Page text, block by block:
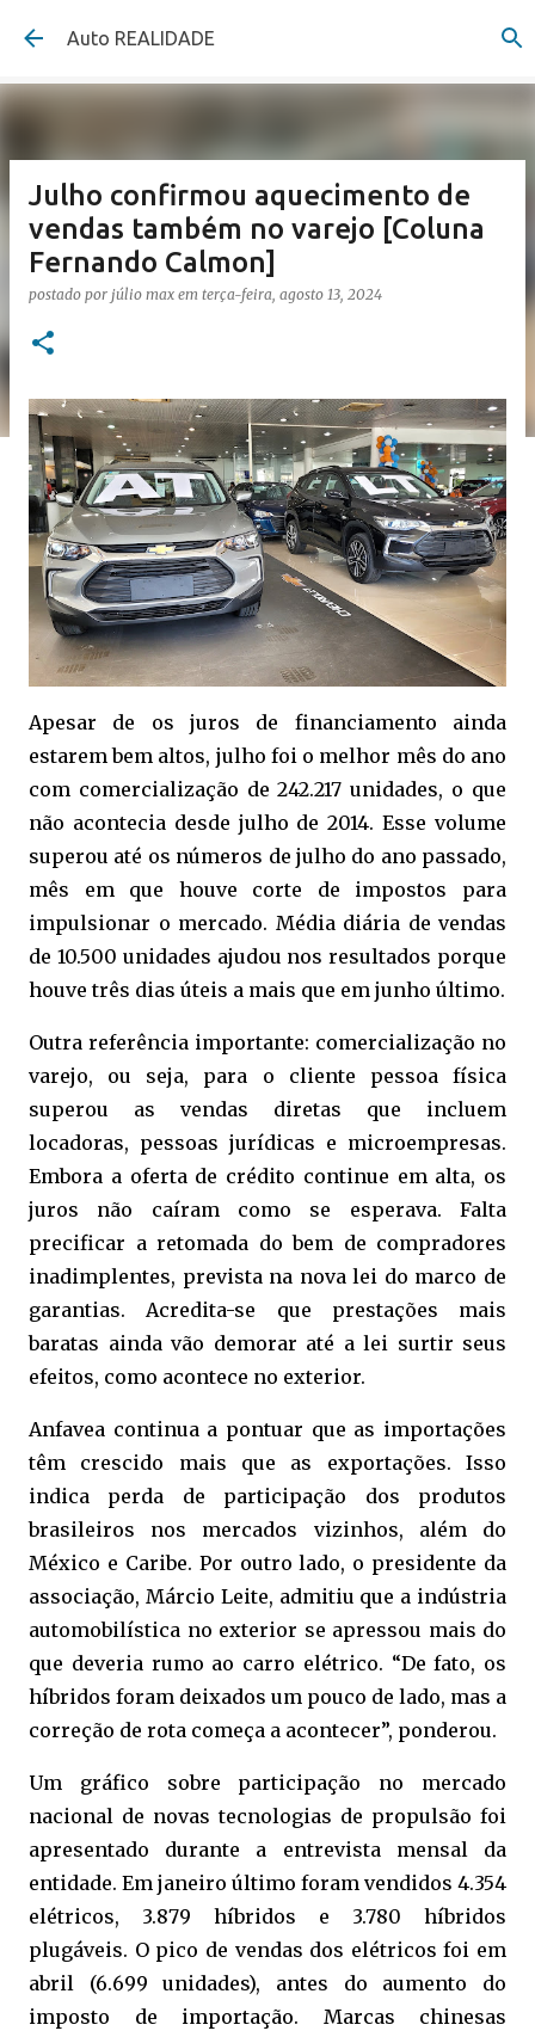
Pular para o conteúdo principal
Auto REALIDADE
Julho confirmou aquecimento de
vendas também no varejo [Coluna
Fernando Calmon]
postado por júlio max em terça-feira, agosto 13, 2024
Apesar de os juros de financiamento ainda
estarem bem altos, julho foi o melhor mês do ano
com comercialização de 242.217 unidades, o que
não acontecia desde julho de 2014. Esse volume
superou até os números de julho do ano passado,
mês em que houve corte de impostos para
impulsionar o mercado. Média diária de vendas
de 10.500 unidades ajudou nos resultados porque
houve três dias úteis a mais que em junho último.
Outra referência importante: comercialização no
varejo, ou seja, para o cliente pessoa física
superou as vendas diretas que incluem
locadoras, pessoas jurídicas e microempresas.
Embora a oferta de crédito continue em alta, os
juros não caíram como se esperava. Falta
precificar a retomada do bem de compradores
inadimplentes, prevista na nova lei do marco de
garantias. Acredita-se que prestações mais
baratas ainda vão demorar até a lei surtir seus
efeitos, como acontece no exterior.
Anfavea continua a pontuar que as importações
têm crescido mais que as exportações. Isso
indica perda de participação dos produtos
brasileiros nos mercados vizinhos, além do
México e Caribe. Por outro lado, o presidente da
associação, Márcio Leite, admitiu que a indústria
automobilística no exterior se apressou mais do
que deveria rumo ao carro elétrico. “De fato, os
híbridos foram deixados um pouco de lado, mas a
correção de rota começa a acontecer”, ponderou.
Um gráfico sobre participação no mercado
nacional de novas tecnologias de propulsão foi
apresentado durante a entrevista mensal da
entidade. Em janeiro último foram vendidos 4.354
elétricos, 3.879 híbridos e 3.780 híbridos
plugáveis. O pico de vendas dos elétricos foi em
abril (6.699 unidades), antes do aumento do
imposto de importação. Marcas chinesas